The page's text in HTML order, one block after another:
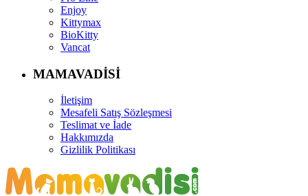
Enjoy
Kittymax
BioKitty
Vancat
MAMAVADİSİ
İletişim
Mesafeli Satış Sözleşmesi
Teslimat ve İade
Hakkımızda
Gizlilik Politikası